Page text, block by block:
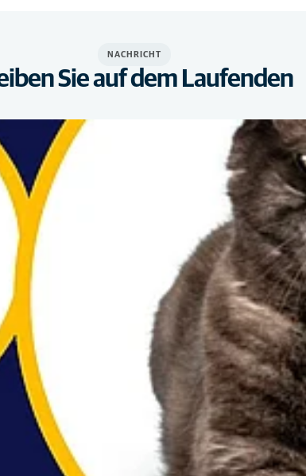
NACHRICHT
Sie auf dem Laufenden